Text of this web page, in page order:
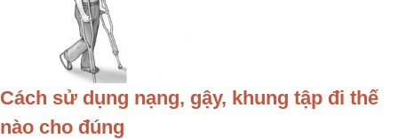
Cách sử dụng nạng, gậy, khung tập đi thế
nào cho đúng